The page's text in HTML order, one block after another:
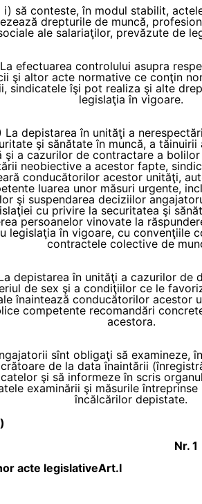
i) să conteste, în modul stabilit,
drepturile de muncă,
ale salariaţilor, prevăzute de
efectuarea controlului asupra
şi altor acte normative ce conţin
sindicatele îşi pot realiza şi alte
legislaţia în vigoare.
La depistarea în unităţi a
şi sănătate în muncă, a
şi a cazurilor de contractare a
neobiective a acestor fapte,
conducătorilor acestor unităţi,
luarea unor măsuri urgente,
şi suspendarea deciziilor
cu privire la securitatea şi
persoanelor vinovate la
legislaţia în vigoare, cu convenţiile
contractele colective de
depistarea în unităţi a cazurilor de
de sex şi a condiţiilor ce le
înaintează conducătorilor acestor
competente recomandări
acestora.
sînt obligaţi să examineze,
de la data înaintării
şi să informeze în scris
examinării şi măsurile
încălcărilor depistate.
Nr. 1
acte legislativeArt.I